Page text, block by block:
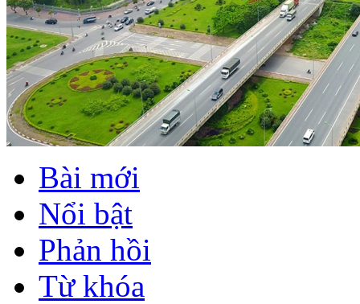
Bài mới
Nổi bật
Phản hồi
Từ khóa